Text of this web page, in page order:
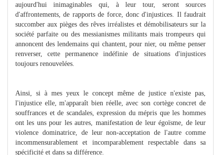
aujourd'hui inimaginables qui, à leur tour, seront sources
d'affrontements, de rapports de force, donc d'injustices. Il faudrait
succomber aux pièges des rêves irréalistes et démobilisateurs sur la
société parfaite ou des messianismes militants mais trompeurs qui
annoncent des lendemains qui chantent, pour nier, ou même penser
renverser, cette permanence indéfinie de situations d'injustices
toujours renouvelées.
Ainsi, si à mes yeux le concept même de justice n'existe pas,
l'injustice elle, m'apparaît bien réelle, avec son cortège concret de
souffrances et de scandales, expression du mépris que les hommes
ont les uns pour les autres, manifestation de leur égoïsme, de leur
violence dominatrice, de leur non-acceptation de l'autre comme
incommensurablement et incomparablement respectable dans sa
spécificité et dans sa différence.